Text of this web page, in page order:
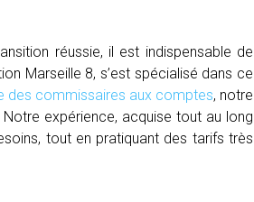
réussie, il est indispensable de
Marseille 8, s’est spécialisé dans ce
des commissaires aux comptes, notre
expérience, acquise tout au long
tout en pratiquant des tarifs très